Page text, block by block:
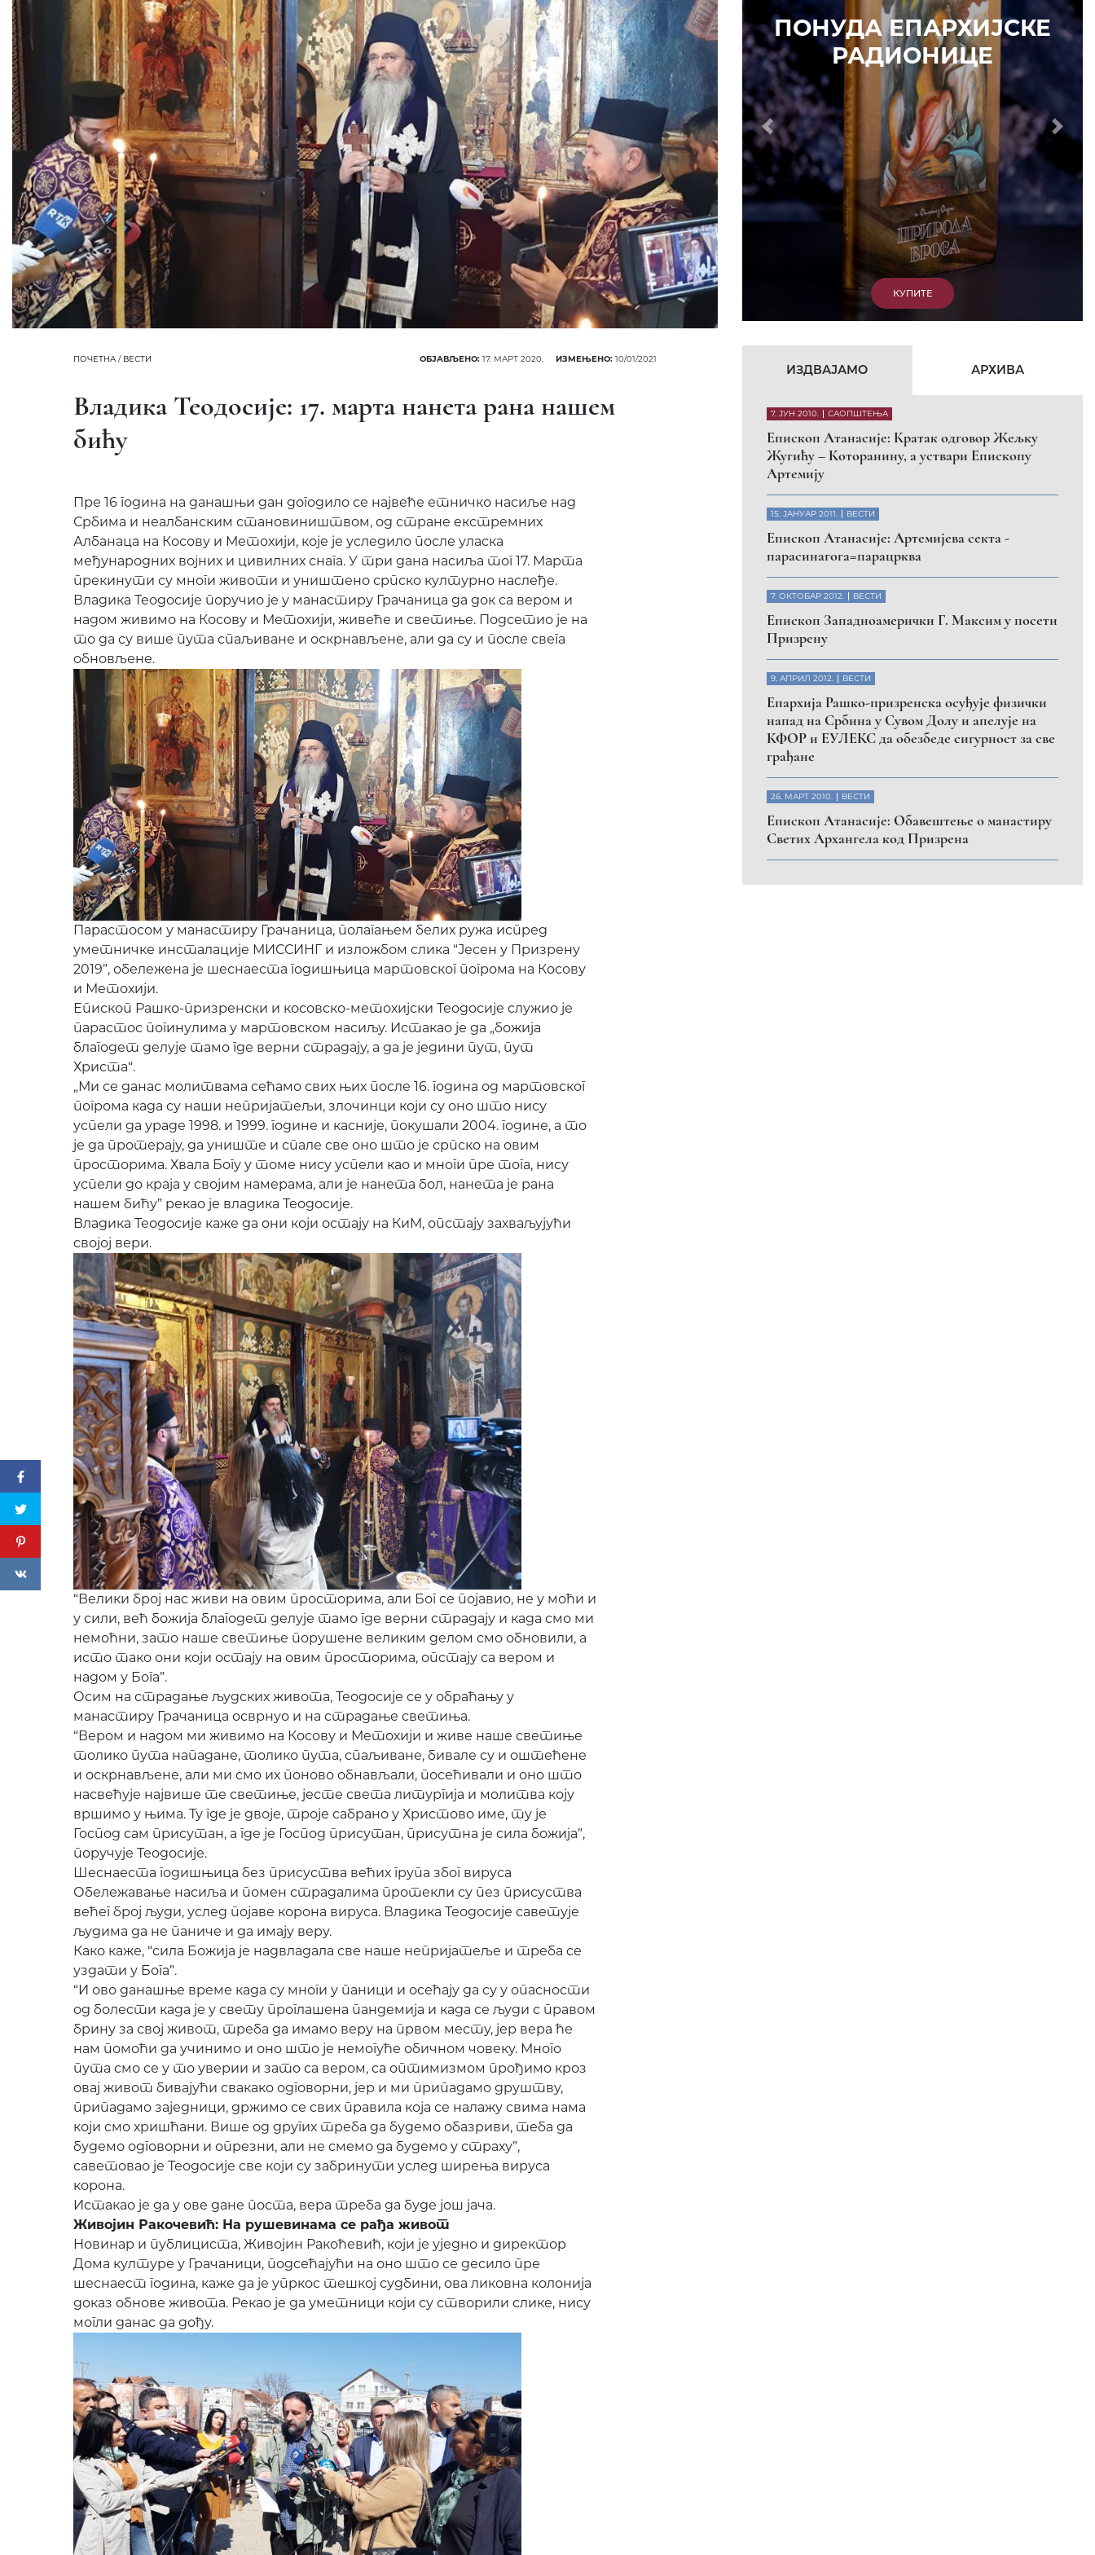
ПОЧЕТНА/ ВЕСТИ ОБЈАВЉЕНО: 17. МАРТ 2020. ИЗМЕЊЕНО: 10/01/2021
Владика Теодосије: 17. марта нанета рана нашем
бићу
Пре 16 година на данашњи дан догодило се највеће етничко насиље над
Србима и неалбанским становиништвом, од стране екстремних
Албанаца на Косову и Метохији, које је уследило после уласка
међународних војних и цивилних снага. У три дана насиља тог 17. Марта
прекинути су многи животи и уништено српско културно наслеђе.
Владика Теодосије поручио је у манастиру Грачаница да док са вером и
надом живимо на Косову и Метохији, живеће и светиње. Подсетио је на
то да су више пута спаљиване и оскрнављене, али да су и после свега
обновљене.
Парастосом у манастиру Грачаница, полагањем белих ружа испред
уметничке инсталације МИССИНГ и изложбом слика “Јесен у Призрену
2019”, обележена је шеснаеста годишњица мартовског погрома на Косову
и Метохији.
Епископ Рашко-призренски и косовско-метохијски Теодосије служио је
парастос погинулима у мартовском насиљу. Истакао је да „божија
благодет делује тамо где верни страдају, а да је једини пут, пут
Христа“.
„Ми се данас молитвама сећамо свих њих после 16. година од мартовског
погрома када су наши непријатељи, злочинци који су оно што нису
успели да ураде 1998. и 1999. године и касније, покушали 2004. године, а то
је да протерају, да униште и спале све оно што је српско на овим
просторима. Хвала Богу у томе нису успели као и многи пре тога, нису
успели до краја у својим намерама, али је нанета бол, нанета је рана
нашем бићу” рекао је владика Теодосије.
Владика Теодосије каже да они који остају на КиМ, опстају захваљујући
својој вери.
“Велики број нас живи на овим просторима, али Бог се појавио, не у моћи и
у сили, већ божија благодет делује тамо где верни страдају и када смо ми
немоћни, зато наше светиње порушене великим делом смо обновили, а
исто тако они који остају на овим просторима, опстају са вером и
надом у Бога”.
Осим на страдање људских живота, Теодосије се у обраћању у
манастиру Грачаница осврнуо и на страдање светиња.
“Вером и надом ми живимо на Косову и Метохији и живе наше светиње
толико пута нападане, толико пута, спаљиване, бивале су и оштећене
и оскрнављене, али ми смо их поново обнављали, посећивали и оно што
насвећује највише те светиње, јесте света литургија и молитва коју
вршимо у њима. Ту где је двоје, троје сабрано у Христово име, ту је
Господ сам присутан, а где је Господ присутан, присутна је сила божија”,
поручује Теодосије.
Шеснаеста годишњица без присуства већих група због вируса
Обележавање насиља и помен страдалима протекли су пез присуства
већег број људи, услед појаве корона вируса. Владика Теодосије саветује
људима да не паниче и да имају веру.
Како каже, “сила Божија је надвладала све наше непријатеље и треба се
уздати у Бога”.
“И ово данашње време када су многи у паници и осећају да су у опасности
од болести када је у свету проглашена пандемија и када се људи с правом
брину за свој живот, треба да имамо веру на првом месту, јер вера ће
нам помоћи да учинимо и оно што је немогуће обичном човеку. Много
пута смо се у то уверии и зато са вером, са оптимизмом прођимо кроз
овај живот бивајући свакако одговорни, јер и ми припадамо друштву,
припадамо заједници, држимо се свих правила која се налажу свима нама
који смо хришћани. Више од других треба да будемо обазриви, теба да
будемо одговорни и опрезни, али не смемо да будемо у страху”,
саветовао је Теодосије све који су забринути услед ширења вируса
корона.
Истакао је да у ове дане поста, вера треба да буде још јача.
Живојин Ракочевић: На рушевинама се рађа живот
Новинар и публициста, Живојин Ракоћевић, који је уједно и директор
Дома културе у Грачаници, подсећајући на оно што се десило пре
шеснаест година, каже да је упркос тешкој судбини, ова ликовна колонија
доказ обнове живота. Рекао је да уметници који су створили слике, нису
могли данас да дођу.
КУПИТЕ
7. ЈУН 2010. САОПШТЕЊА
Eпископ Атанасије: Кратак одговор Жељку
Жугићу – Которанину, а уствари Епископу
Артемију
15. ЈАНУАР 2011. ВЕСТИ
Eпископ Атанасије: Артемијева секта -
парасинагога=парацрква
ВЕСТИ
Eпископ Западноамерички Г. Максим у посети
напад на Србина у Сувом Долу и апелује на
КФОР и ЕУЛЕКС да обезбеде сигурност за све
Eпископ Атанасије: Обавештење о манастиру
Светих Архангела код Призрена